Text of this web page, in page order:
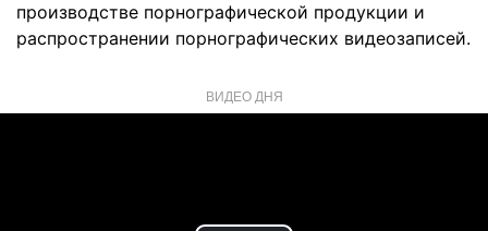
производстве порнографической продукции и
распространении порнографических видеозаписей.
ВИДЕО ДНЯ